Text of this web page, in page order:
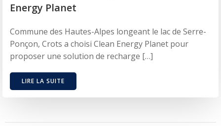
Energy Planet
Commune des Hautes-Alpes longeant le lac de Serre-
Ponçon, Crots a choisi Clean Energy Planet pour
proposer une solution de recharge […]
LIRE LA SUITE